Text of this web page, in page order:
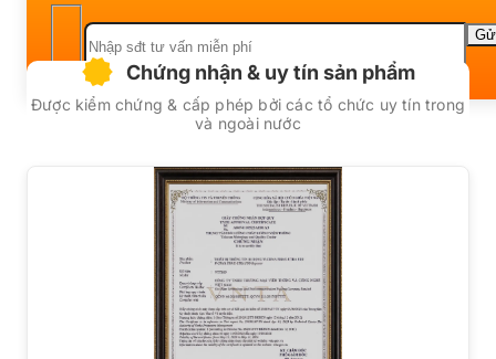
Chứng nhận & uy tín sản phẩm
Được kiểm chứng & cấp phép bởi các tổ chức uy tín trong
và ngoài nước